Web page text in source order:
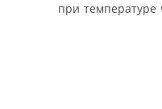
при